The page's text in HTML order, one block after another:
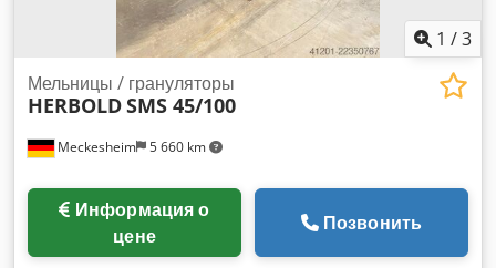
1 /3
Meckesheim 5 660 km
Мельницы / грануляторы
HERBOLDSMS 45/100
цене
Позвонить